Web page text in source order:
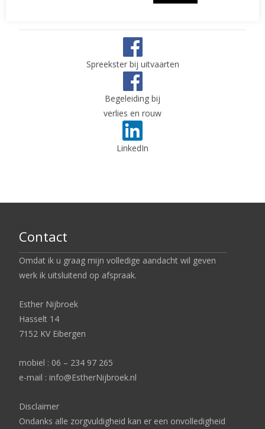
Spreekster bij uitvaarten
Begeleiding bij
verlies en rouw
LinkedIn
Contact
Omdat ik u graag mijn volledige aandacht wil geven
werk ik uitsluitend op afspraak.
Esther Nijbroek
Hasselt 14
7152 KV Eibergen
mobiel : 06 – 234 97 265
e-mail : info@EstherNijbroek.nl
Disclaimer
Ondanks alle zorgvuldigheid kan er een onvolledigheid